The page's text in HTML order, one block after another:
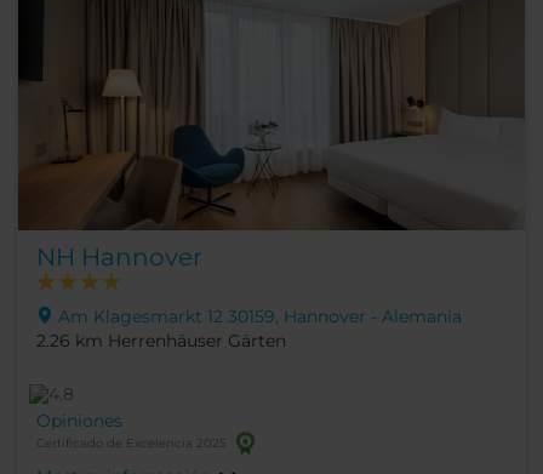
NH Hannover
Am Klagesmarkt 12 30159, Hannover - Alemania
2.26 km Herrenhäuser Gärten
Opiniones
Certificado de Excelencia 2025